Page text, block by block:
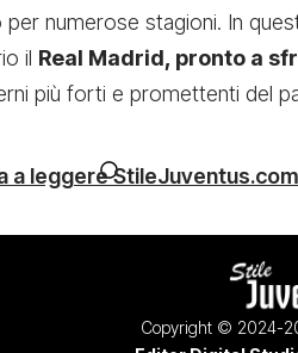
per numerose stagioni. In
il Real Madrid, pronto a
più forti e promettenti del
a leggere StileJuventus.com
Copyright © 2024-